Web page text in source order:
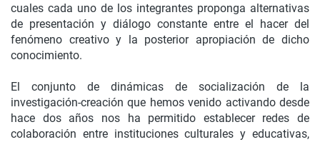
cuales cada uno de los integrantes proponga alternativas
de presentación y diálogo constante entre el hacer del
fenómeno creativo y la posterior apropiación de dicho
conocimiento.
El conjunto de dinámicas de socialización de la
investigación-creación que hemos venido activando desde
hace dos años nos ha permitido establecer redes de
colaboración entre instituciones culturales y educativas,